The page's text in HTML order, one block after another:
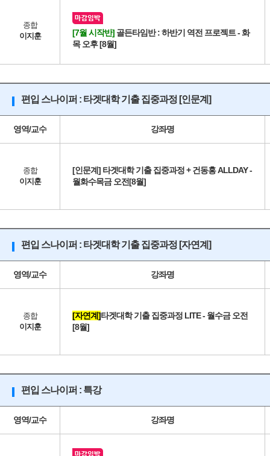
종합
이지훈
[7월 시작반] 골든타임반 : 하반기 역전 프로젝트 - 화
목 오후 [8월]
편입 스나이퍼 : 타겟대학 기출 집중과정 [인문계]
영역/교수 강좌명
종합
이지훈
[인문계] 타겟대학 기출 집중과정 + 건동홍 ALLDAY -
월화수목금 오전[8월]
편입 스나이퍼 : 타겟대학 기출 집중과정 [자연계]
영역/교수 강좌명
종합
이지훈
[자연계]타겟대학 기출 집중과정 LITE - 월수금 오전
[8월]
편입 스나이퍼 : 특강
영역/교수 강좌명